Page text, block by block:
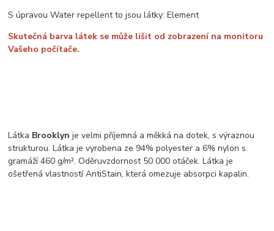
S úpravou Water repellent to jsou látky: Element
Skutečná barva látek se může lišit od zobrazení na monitoru
Vašeho počítače.
Látka Brooklyn je velmi příjemná a měkká na dotek, s výraznou
strukturou. Látka je vyrobena ze 94% polyester a 6% nylon s
gramáží 460 g/m². Oděruvzdornost 50 000 otáček. Látka je
ošetřená vlastností AntiStain, která omezuje absorpci kapalin.